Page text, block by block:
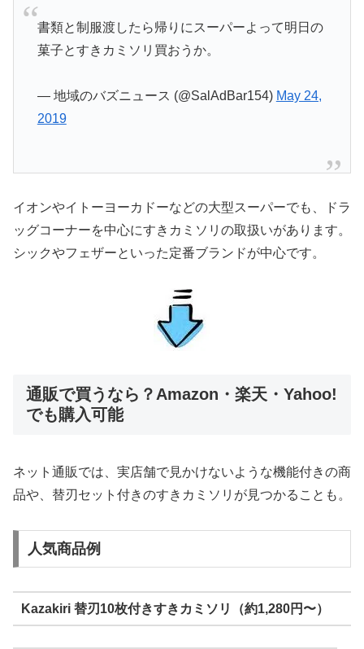
書類と制服渡したら帰りにスーパーよって明日の
菓子とすきカミソリ買おうか。
— 地域のバズニュース (@SalAdBar154) May 24,
2019
イオンやイトーヨーカドーなどの大型スーパーでも、ドラ
ッグコーナーを中心にすきカミソリの取扱いがあります。
シックやフェザーといった定番ブランドが中心です。
通販で買うなら？Amazon・楽天・Yahoo!
でも購入可能
ネット通販では、実店舗で見かけないような機能付きの商
品や、替刃セット付きのすきカミソリが見つかることも。
人気商品例
Kazakiri 替刃10枚付きすきカミソリ（約1,280円〜）